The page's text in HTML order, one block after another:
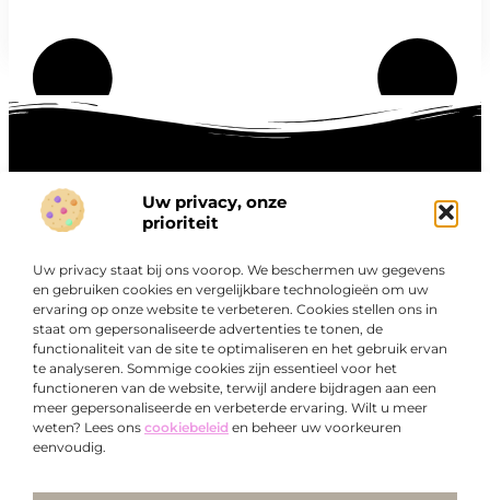
Uw privacy, onze
prioriteit
Uw privacy staat bij ons voorop. We beschermen uw gegevens
en gebruiken cookies en vergelijkbare technologieën om uw
ervaring op onze website te verbeteren. Cookies stellen ons in
staat om gepersonaliseerde advertenties te tonen, de
functionaliteit van de site te optimaliseren en het gebruik ervan
te analyseren. Sommige cookies zijn essentieel voor het
functioneren van de website, terwijl andere bijdragen aan een
meer gepersonaliseerde en verbeterde ervaring. Wilt u meer
weten? Lees ons cookiebeleid en beheer uw voorkeuren
eenvoudig.
Over
Bedrijf
“Ontdek een wereld van boeiende blogs en artikelen die
je zowel inspireren als informeren.”
Bij Exclusiefbedrijf.nl draait alles om het leveren van
kwalitatieve inzichten en verhalen die jouw dagelijks leven
verrijken en je uitdagen om verder te denken.
Onze informatie